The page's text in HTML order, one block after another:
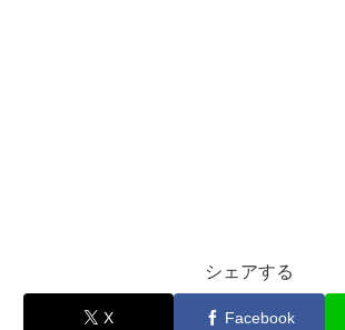
シェアする
X Facebook